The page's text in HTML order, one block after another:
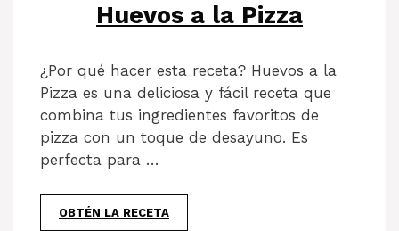
Huevos a la Pizza
¿Por qué hacer esta receta? Huevos a la
Pizza es una deliciosa y fácil receta que
combina tus ingredientes favoritos de
pizza con un toque de desayuno. Es
perfecta para …
OBTÉN LA RECETA